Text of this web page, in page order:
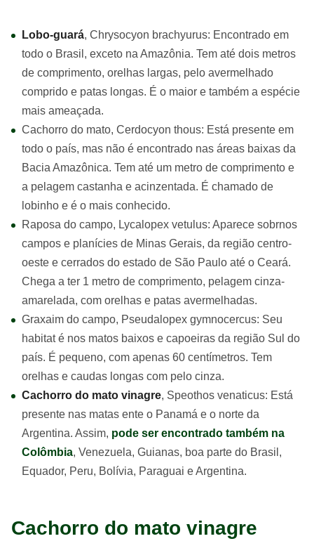
Lobo-guará, Chrysocyon brachyurus: Encontrado em
todo o Brasil, exceto na Amazônia. Tem até dois metros
de comprimento, orelhas largas, pelo avermelhado
comprido e patas longas. É o maior e também a espécie
mais ameaçada.
Cachorro do mato, Cerdocyon thous: Está presente em
todo o país, mas não é encontrado nas áreas baixas da
Bacia Amazônica. Tem até um metro de comprimento e
a pelagem castanha e acinzentada. É chamado de
lobinho e é o mais conhecido.
Raposa do campo, Lycalopex vetulus: Aparece sobrnos
campos e planícies de Minas Gerais, da região centro-
oeste e cerrados do estado de São Paulo até o Ceará.
Chega a ter 1 metro de comprimento, pelagem cinza-
amarelada, com orelhas e patas avermelhadas.
Graxaim do campo, Pseudalopex gymnocercus: Seu
habitat é nos matos baixos e capoeiras da região Sul do
país. É pequeno, com apenas 60 centímetros. Tem
orelhas e caudas longas com pelo cinza.
Cachorro do mato vinagre, Speothos venaticus: Está
presente nas matas ente o Panamá e o norte da
Argentina. Assim, pode ser encontrado também na
Colômbia, Venezuela, Guianas, boa parte do Brasil,
Equador, Peru, Bolívia, Paraguai e Argentina.
Cachorro do mato vinagre